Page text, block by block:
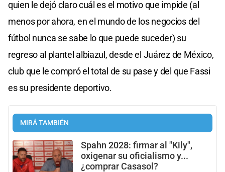
quien le dejó claro cuál es el motivo que impide (al
menos por ahora, en el mundo de los negocios del
fútbol nunca se sabe lo que puede suceder) su
regreso al plantel albiazul, desde el Juárez de México,
club que le compró el total de su pase y del que Fassi
es su presidente deportivo.
MIRÁ TAMBIÉN
Spahn 2028: firmar al "Kily",
oxigenar su oficialismo y...
¿comprar Casasol?